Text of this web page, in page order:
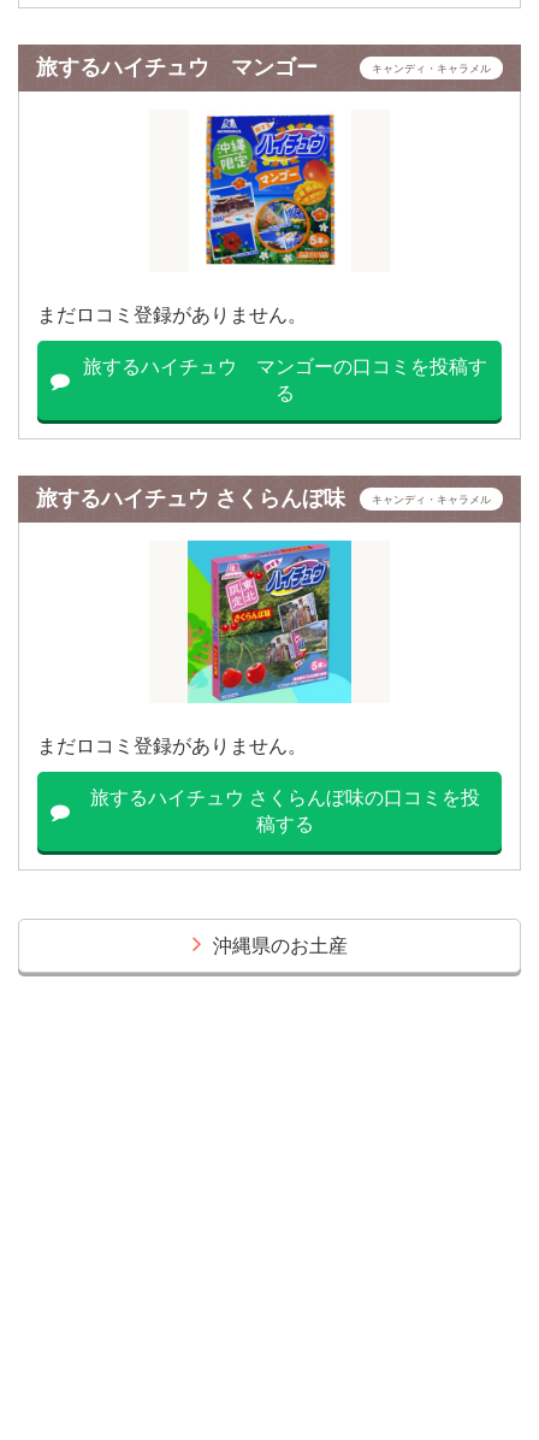
旅するハイチュウ マンゴー キャンディ・キャラメル
まだロコミ登録がありません。
旅するハイチュウ マンゴーの口コミを投稿す
る
旅するハイチュウ さくらんぼ味 キャンディ・キャラメル
まだロコミ登録がありません。
旅するハイチュウ さくらんぼ味の口コミを投
稿する
沖縄県のお土産